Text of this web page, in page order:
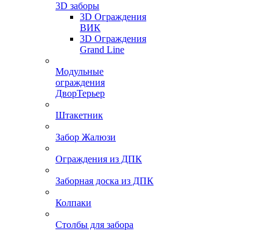
3D заборы
3D Ограждения
ВИК
3D Ограждения
Grand Line
Модульные
ограждения
ДворТерьер
Штакетник
Забор Жалюзи
Ограждения из ДПК
Заборная доска из ДПК
Колпаки
Столбы для забора